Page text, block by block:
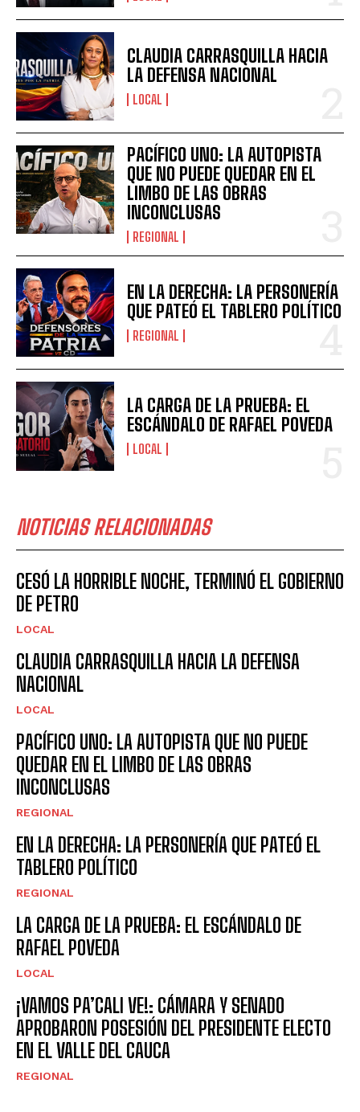
CLAUDIA CARRASQUILLA HACIA
LA DEFENSA NACIONAL
LOCAL
PACÍFICO UNO: LA AUTOPISTA
QUE NO PUEDE QUEDAR EN EL
LIMBO DE LAS OBRAS
INCONCLUSAS
REGIONAL
EN LA DERECHA: LA PERSONERÍA
QUE PATEÓ EL TABLERO POLÍTICO
REGIONAL
LA CARGA DE LA PRUEBA: EL
ESCÁNDALO DE RAFAEL POVEDA
LOCAL
NOTICIAS RELACIONADAS
CESÓ LA HORRIBLE NOCHE, TERMINÓ EL GOBIERNO
DE PETRO
LOCAL
CLAUDIA CARRASQUILLA HACIA LA DEFENSA
NACIONAL
LOCAL
PACÍFICO UNO: LA AUTOPISTA QUE NO PUEDE
QUEDAR EN EL LIMBO DE LAS OBRAS
INCONCLUSAS
REGIONAL
EN LA DERECHA: LA PERSONERÍA QUE PATEÓ EL
TABLERO POLÍTICO
REGIONAL
LA CARGA DE LA PRUEBA: EL ESCÁNDALO DE
RAFAEL POVEDA
LOCAL
¡VAMOS PA’CALI VE!: CÁMARA Y SENADO
APROBARON POSESIÓN DEL PRESIDENTE ELECTO
EN EL VALLE DEL CAUCA
REGIONAL